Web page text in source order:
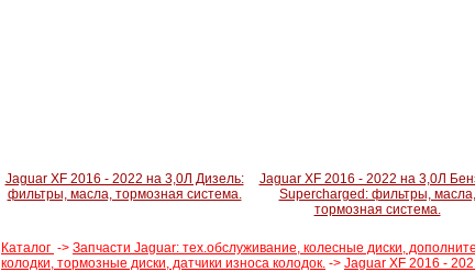
Jaguar XF 2016 - 2022 на 3,0Л Дизель:
фильтры, масла, тормозная система.
Jaguar XF 2016 - 2022 на 3,0Л
Supercharged: фильтры, масла,
тормозная система.
Каталог -> Запчасти Jaguar: тех.обслуживание, колесные диски,
колодки, тормозные диски, датчики износа колодок. -> Jaguar XF 2016 -